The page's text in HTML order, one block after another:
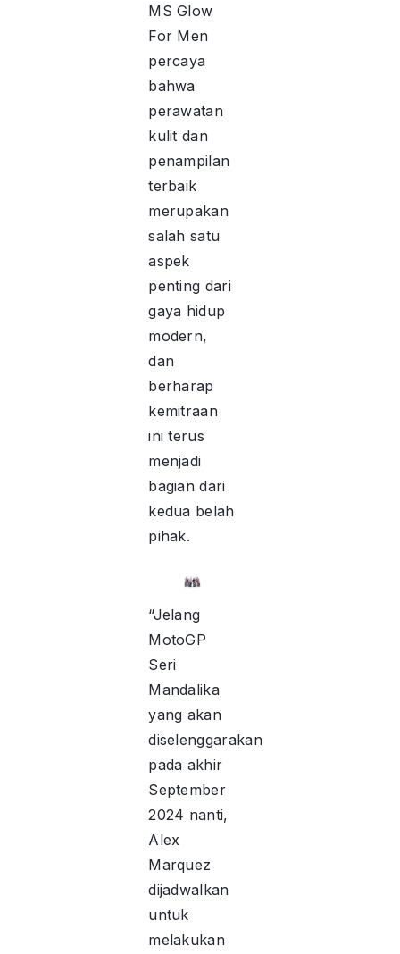
MS Glow
For Men
percaya
bahwa
perawatan
kulit dan
penampilan
terbaik
merupakan
salah satu
aspek
penting dari
gaya hidup
modern,
dan
berharap
kemitraan
ini terus
menjadi
bagian dari
kedua belah
pihak.
“Jelang
MotoGP
Seri
Mandalika
yang akan
diselenggarakan
pada akhir
September
2024 nanti,
Alex
Marquez
dijadwalkan
untuk
melakukan